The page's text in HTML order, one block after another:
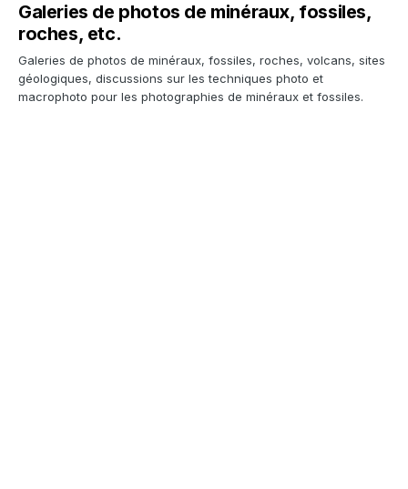
Galeries de photos de minéraux, fossiles,
roches, etc.
Galeries de photos de minéraux, fossiles, roches, volcans, sites
géologiques, discussions sur les techniques photo et
macrophoto pour les photographies de minéraux et fossiles.